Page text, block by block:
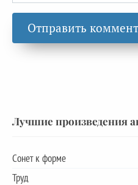
Лучшие произведения
Сонет к форме
Труд